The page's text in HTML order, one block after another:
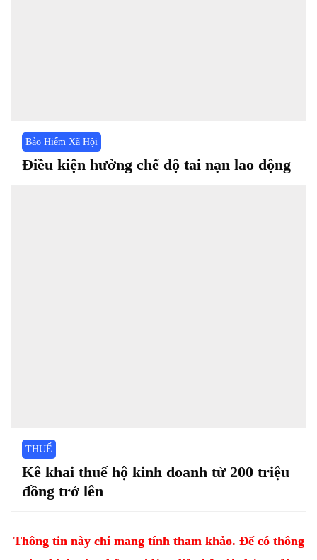
Bảo Hiểm Xã Hội
Điều kiện hưởng chế độ tai nạn lao động
THUẾ
Kê khai thuế hộ kinh doanh từ 200 triệu
đồng trở lên
Thông tin này chỉ mang tính tham khảo. Để có thông